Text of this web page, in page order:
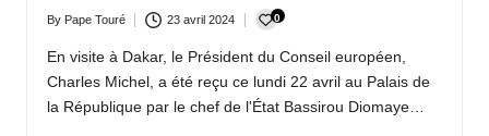
Posted
by
By Pape Touré 23 avril 2024 0
En visite à Dakar, le Président du Conseil européen,
Charles Michel, a été reçu ce lundi 22 avril au Palais de
la République par le chef de l'État Bassirou Diomaye…